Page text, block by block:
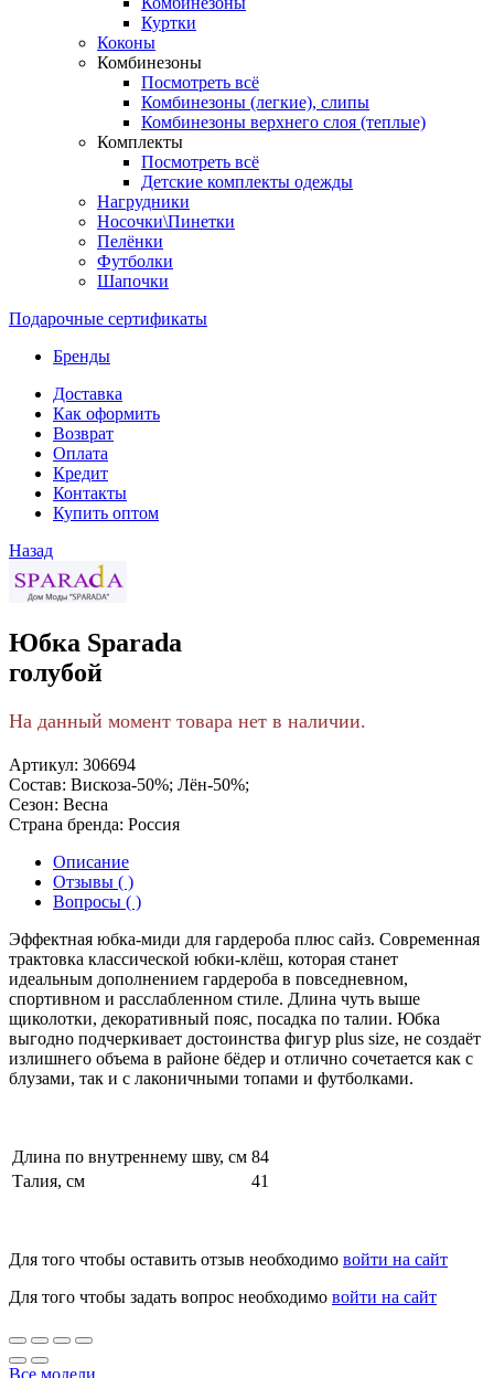
Куртки
Коконы
Комбинезоны
Посмотреть всё
Комбинезоны (легкие), слипы
Комбинезоны верхнего слоя (теплые)
Комплекты
Посмотреть всё
Детские комплекты одежды
Нагрудники
Носочки\Пинетки
Пелёнки
Футболки
Шапочки
Подарочные сертификаты
Бренды
Доставка
Как оформить
Возврат
Оплата
Кредит
Контакты
Купить оптом
Назад
Юбка Sparada
голубой
На данный момент товара нет в наличии.
Артикул: 306694
Состав: Вискоза-50%; Лён-50%;
Сезон: Весна
Страна бренда: Россия
Описание
Отзывы ( )
Вопросы ( )
Эффектная юбка-миди для гардероба плюс сайз. Современная
трактовка классической юбки-клёш, которая станет
идеальным дополнением гардероба в повседневном,
спортивном и расслабленном стиле. Длина чуть выше
щиколотки, декоративный пояс, посадка по талии. Юбка
выгодно подчеркивает достоинства фигур plus size, не создаёт
излишнего объема в районе бёдер и отлично сочетается как с
блузами, так и с лаконичными топами и футболками.
Длина по внутреннему шву, см 84
Талия, см
41
Для того чтобы оставить отзыв необходимо войти на сайт
Для того чтобы задать вопрос необходимо войти на сайт